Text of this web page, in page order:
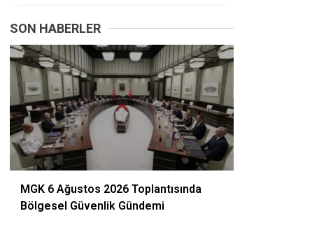
SON HABERLER
MGK 6 Ağustos 2026 Toplantısında
Bölgesel Güvenlik Gündemi